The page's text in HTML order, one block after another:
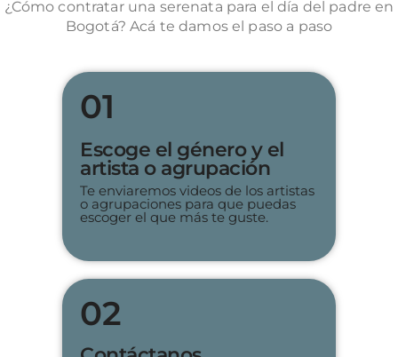
¿Cómo contratar una serenata para el día del padre en
Bogotá? Acá te damos el paso a paso
01
Escoge el género y el
artista o agrupación
Te enviaremos videos de los artistas
o agrupaciones para que puedas
escoger el que más te guste.
02